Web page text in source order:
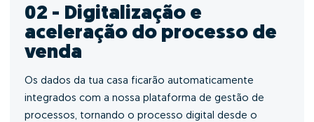
02 - Digitalização e
aceleração do processo de
venda
Os dados da tua casa ficarão automaticamente
integrados com a nossa plataforma de gestão de
processos, tornando o processo digital desde o